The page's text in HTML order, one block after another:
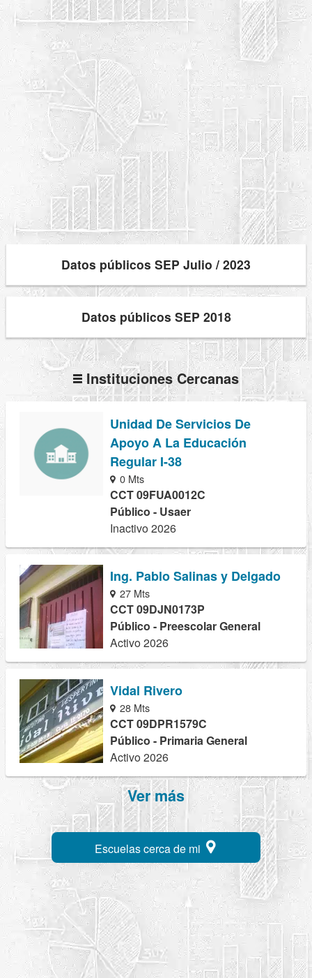
Datos públicos SEP Julio / 2023
Datos públicos SEP 2018
Instituciones Cercanas
Unidad De Servicios De
Apoyo A La Educación
Regular I-38
0 Mts
CCT 09FUA0012C
Público - Usaer
Inactivo 2026
Ing. Pablo Salinas y Delgado
27 Mts
CCT 09DJN0173P
Público - Preescolar General
Activo 2026
Vidal Rivero
28 Mts
CCT 09DPR1579C
Público - Primaria General
Activo 2026
Ver más
Escuelas cerca de mi